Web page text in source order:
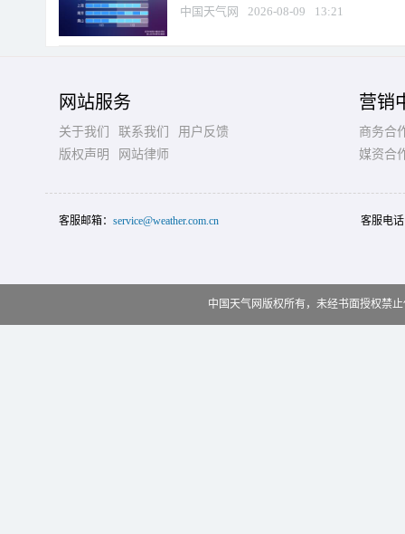
中国天气网 2026-08-09 13:21
网站服务
关于我们 联系我们
用户反馈
版权声明
网站律师
营销
商务合
媒资合
客服邮箱： service@weather.com.cn 客服电
中国天气网版权所有，未经书面授权